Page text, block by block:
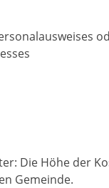
Die Höhe der
Gemeinde.